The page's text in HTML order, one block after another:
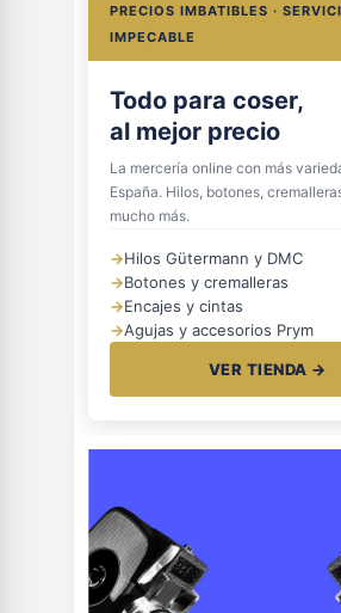
PRECIOS IMBATIBLES ·
IMPECABLE
Todo para coser,
al mejor precio
La mercería online con más
España. Hilos, botones,
mucho más.
→Hilos Gütermann y DMC
→Botones y cremalleras
→Encajes y cintas
→Agujas y accesorios Prym
VER TIENDA →